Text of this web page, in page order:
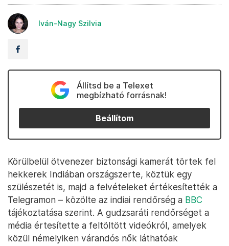
Iván-Nagy Szilvia
Állítsd be a Telexet
megbízható forrásnak!
Beállítom
Körülbelül ötvenezer biztonsági kamerát törtek fel
hekkerek Indiában országszerte, köztük egy
szülészetét is, majd a felvételeket értékesítették a
Telegramon – közölte az indiai rendőrség a BBC
tájékoztatása szerint. A gudzsaráti rendőrséget a
média értesítette a feltöltött videókról, amelyek
közül némelyiken várandós nők láthatóak